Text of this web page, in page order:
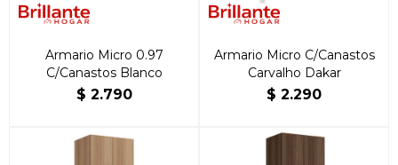
Armario Micro 0.97
C/Canastos Blanco
$ 2.790
Armario Micro C/Canastos
Carvalho Dakar
$ 2.290